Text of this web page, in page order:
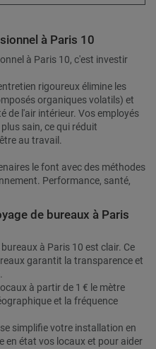
à Paris 10
à Paris 10, c'est investir
rigoureux élimine les
organiques volatils) et
de l'air intérieur. Vos employés
sain, ce qui réduit
au travail.
le font avec des méthodes
Performance, santé,
de bureaux à Paris
à Paris 10 est clair. Ce
garantit la transparence et
à partir de 1 € le mètre
et la fréquence
simplifie votre installation en
en état vos locaux et pour aider